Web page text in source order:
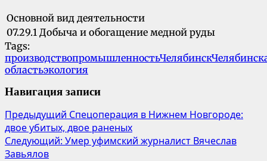
Основной вид деятельности
07.29.1 Добыча и обогащение медной руды
Tags:
производствопромышленностьЧелябинск
областьэкология
Навигация записи
Предыдущий Спецоперация в Нижнем Новгороде:
двое убитых, двое раненых
Следующий: Умер уфимский журналист Вячеслав
Завьялов